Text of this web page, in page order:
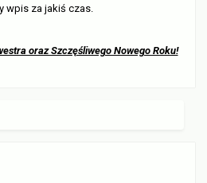
wpis za jakiś czas.
oraz Szczęśliwego Nowego Roku!